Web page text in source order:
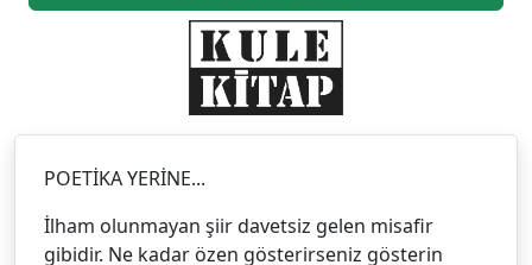
POETİKA YERİNE...
İlham olunmayan şiir davetsiz gelen misafir
gibidir. Ne kadar özen gösterirseniz gösterin